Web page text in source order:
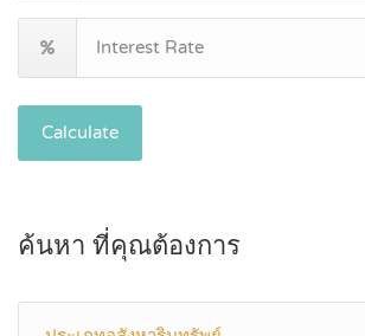
Calculate
ค้นหา ที่คุณต้องการ